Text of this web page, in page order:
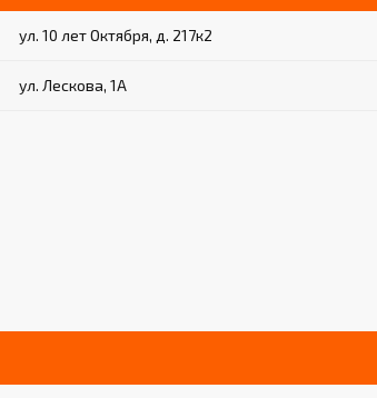
ул. 10 лет Октября, д. 217к2
ул. Лескова, 1А